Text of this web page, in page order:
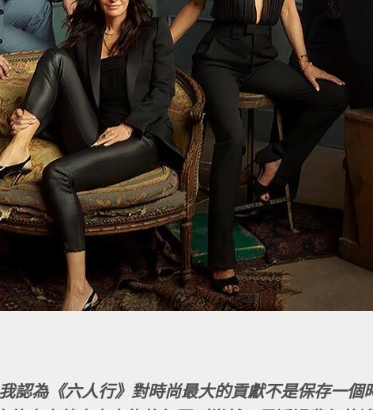
認為《六人行》對時尚最大的貢獻不是保存一個